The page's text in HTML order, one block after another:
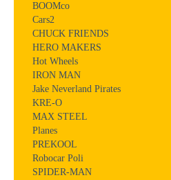
BOOMco
Cars2
CHUCK FRIENDS
HERO MAKERS
Hot Wheels
IRON MAN
Jake Neverland Pirates
KRE-O
MAX STEEL
Planes
PREKOOL
Robocar Poli
SPIDER-MAN